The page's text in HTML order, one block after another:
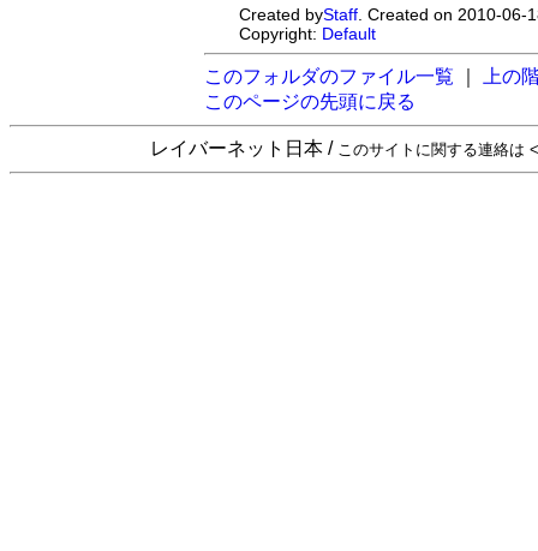
Created byStaff . Created on 2010-
Copyright: Default
このフォルダのファイル一覧
上の
このページの先頭に戻る
レイバーネット日本 / このサイトに関する連絡は